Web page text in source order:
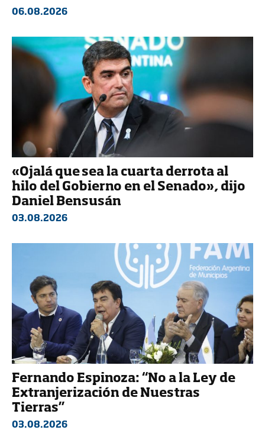
06.08.2026
«Ojalá que sea la cuarta derrota al
hilo del Gobierno en el Senado», dijo
Daniel Bensusán
03.08.2026
Fernando Espinoza: “No a la Ley de
Extranjerización de Nuestras
Tierras”
03.08.2026